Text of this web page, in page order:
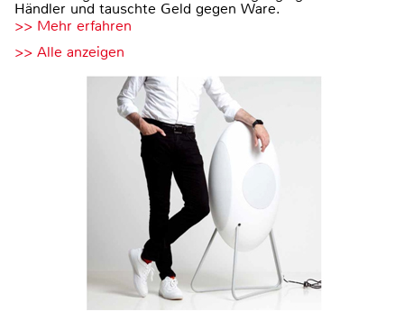
Händler und tauschte Geld gegen Ware.
>> Mehr erfahren
>> Alle anzeigen